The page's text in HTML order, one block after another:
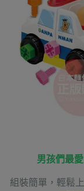
男孩們最
組裝簡單，輕鬆